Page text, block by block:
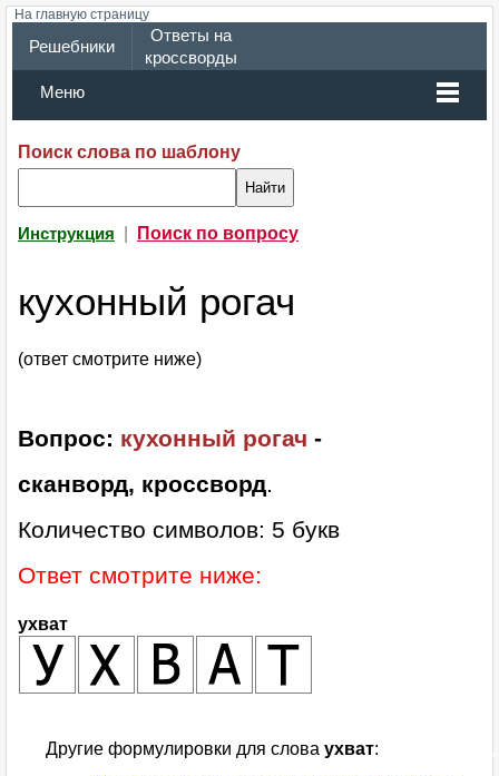
На главную страницу
Решебники
Ответы на
кроссворды
Меню
Поиск слова по шаблону
Инструкция Поиск по вопросу
кухонный рогач
(ответ смотрите ниже)
Вопрос: кухонный рогач -
сканворд, кроссворд.
Количество символов: 5 букв
Ответ смотрите ниже:
ухват
Другие формулировки для слова ухват: